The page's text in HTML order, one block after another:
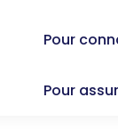
Pour
Pour